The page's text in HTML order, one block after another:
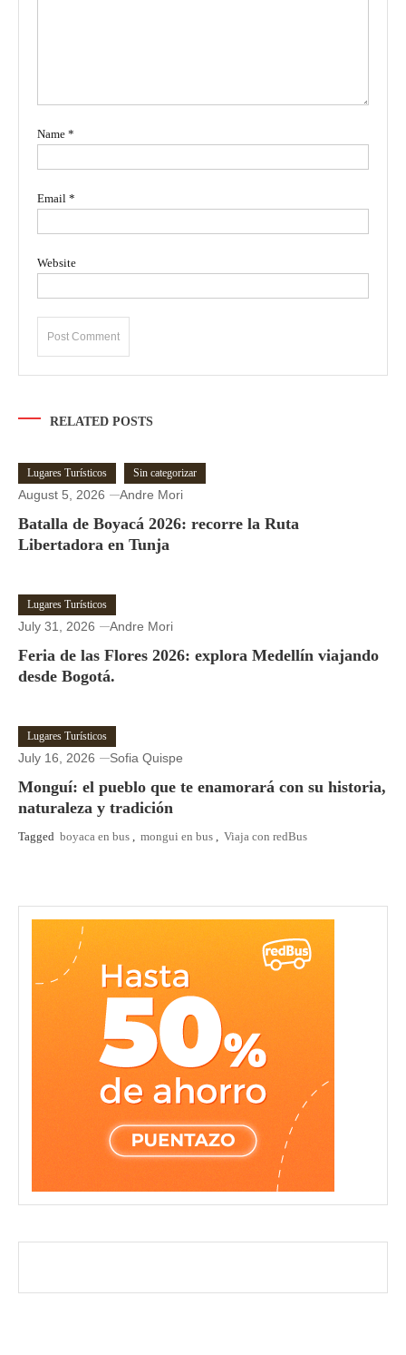
Name *
Email *
Website
RELATED POSTS
Lugares Turísticos Sin categorizar
August 5, 2026 Andre Mori
Batalla de Boyacá 2026: recorre la Ruta
Libertadora en Tunja
Lugares Turísticos
July 31, 2026 Andre Mori
Feria de las Flores 2026: explora Medellín viajando
desde Bogotá.
Lugares Turísticos
July 16, 2026 Sofia Quispe
Monguí: el pueblo que te enamorará con su historia,
naturaleza y tradición
Tagged boyaca en bus , mongui en bus , Viaja con redBus